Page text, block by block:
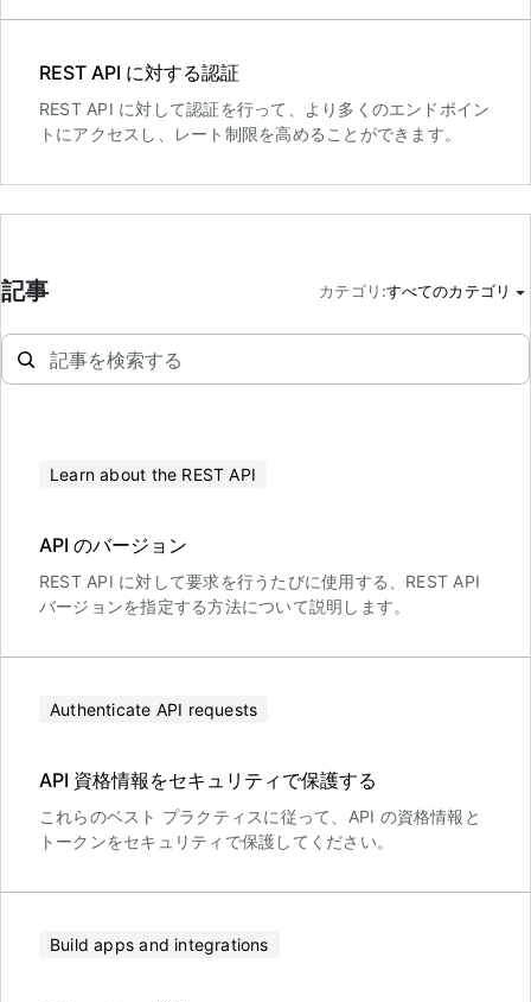
REST API に対する認証
REST API に対して認証を行って、より多くのエンドポイン
トにアクセスし、レート制限を高めることができます。
記事 カテゴリ :すべてのカテゴリ
Learn about the REST API
API のバージョン
REST API に対して要求を行うたびに使用する、REST API
バージョンを指定する方法について説明します。
Authenticate API requests
API 資格情報をセキュリティで保護する
これらのベスト プラクティスに従って、API の資格情報と
トークンをセキュリティで保護してください。
Build apps and integrations